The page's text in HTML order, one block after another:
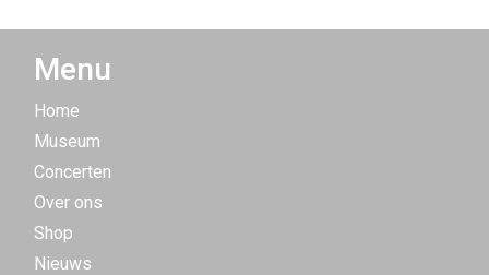
Menu
Home
Museum
Concerten
Over ons
Shop
Nieuws